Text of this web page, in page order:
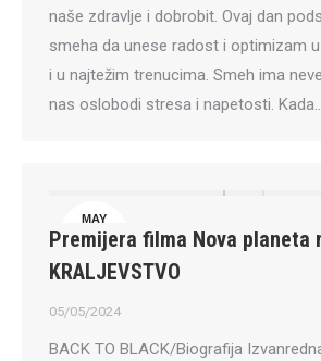
naše zdravlje i dobrobit. Ovaj dan
smeha da unese radost i optimizam
i u najtežim trenucima. Smeh ima
nas oslobodi stresa i napetosti.
MAY
5
Premijera filma Nova planeta
KRALJEVSTVO
05/05/2024
BACK TO BLACK/Biografija